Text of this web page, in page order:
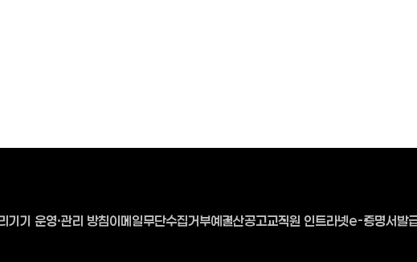
기기 운영·관리 방침이메일무단수집거부예결산공고교직원 인트라넷e-증명서발